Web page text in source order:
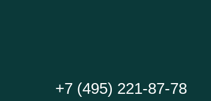
+7 (495) 221-87-78